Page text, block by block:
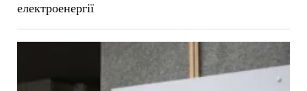
електроенергії